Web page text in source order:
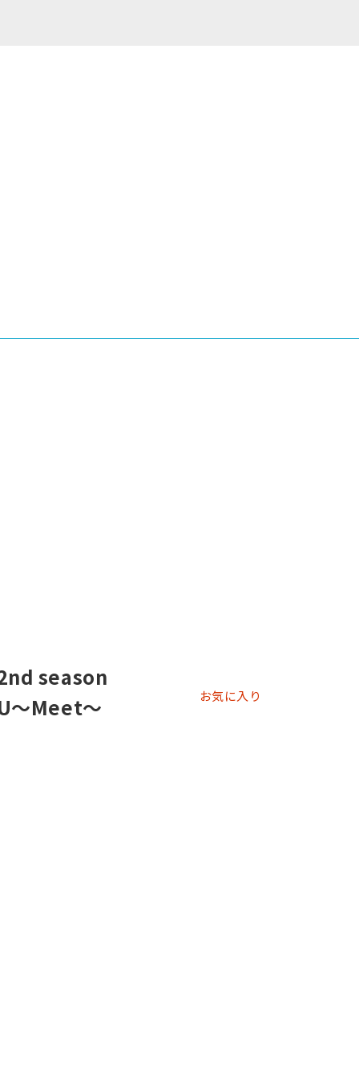
season
～Meet～
お気に入り